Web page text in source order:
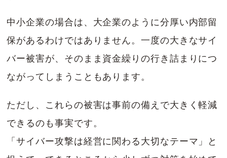
中小企業の場合は、大企業のように分厚い内部留
保があるわけではありません。一度の大きなサイ
バー被害が、そのまま資金繰りの行き詰まりにつ
ながってしまうこともあります。
ただし、これらの被害は事前の備えで大きく軽減
できるのも事実です。
「サイバー攻撃は経営に関わる大切なテーマ」と